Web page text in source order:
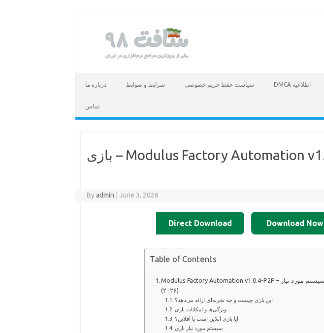
اطلاعیه DMCA سیاست حفظ حریم خصوصی شرایط و ضوابط درباره ما
تماس
دانلود بازی Modulus Factory Automation v1.0.4 – بازی
Byadmin June 3, 2026
Download Now
Direct Download
Table of Contents
Modulus Factory Automation v1.0.4-P2P – دانلود، بررسی کامل و سیستم مورد نیاز
(۲۰۲۶)
این بازی چیست و چه تجربه‌ای ارائه می‌دهد؟
ویژگی‌ها و امکانات بازی
آیا بازی آنلاین است یا آفلاین؟
سیستم مورد نیاز بازی